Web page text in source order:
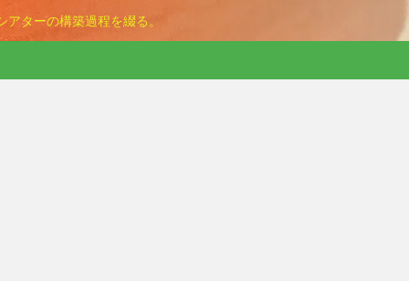
ターの構築過程を綴る。